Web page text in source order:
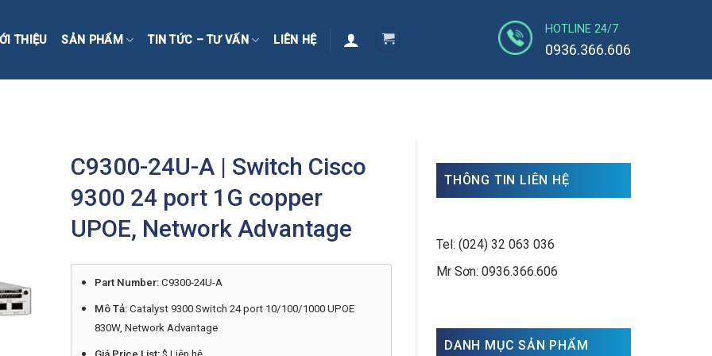
THIỆU SẢN PHẨM TIN TỨC – TƯ VẤN LIÊN HỆ
HOTLINE 24/7
0936.366.606
THÔNG TIN LIÊN HỆ
Tel: (024) 32 063 036
Mr Sơn: 0936.366.606
DANH MỤC SẢN PHẨM
C9300-24U-A | Switch Cisco
9300 24 port 1G copper
UPOE, Network Advantage
Part Number: C9300-24U-A
Mô Tả: Catalyst 9300 Switch 24 port 10/100/1000 UPOE
830W, Network Advantage